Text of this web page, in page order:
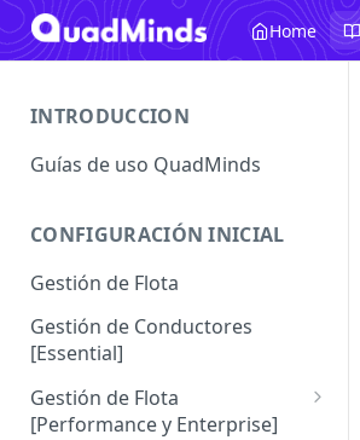
Home
INTRODUCCION
Guías de uso QuadMinds
CONFIGURACIÓN INICIAL
Gestión de Flota
Gestión de Conductores
[Essential]
Gestión de Flota
[Performance y Enterprise]